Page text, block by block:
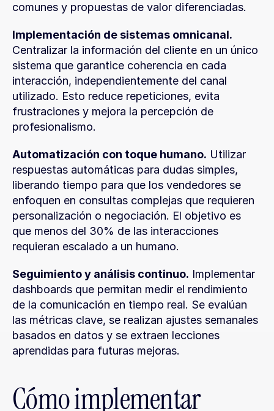
comunes y propuestas de valor diferenciadas.
Implementación de sistemas omnicanal.
Centralizar la información del cliente en un único
sistema que garantice coherencia en cada
interacción, independientemente del canal
utilizado. Esto reduce repeticiones, evita
frustraciones y mejora la percepción de
profesionalismo.
Automatización con toque humano. Utilizar
respuestas automáticas para dudas simples,
liberando tiempo para que los vendedores se
enfoquen en consultas complejas que requieren
personalización o negociación. El objetivo es
que menos del 30% de las interacciones
requieran escalado a un humano.
Seguimiento y análisis continuo. Implementar
dashboards que permitan medir el rendimiento
de la comunicación en tiempo real. Se evalúan
las métricas clave, se realizan ajustes semanales
basados en datos y se extraen lecciones
aprendidas para futuras mejoras.
Cómo implementar